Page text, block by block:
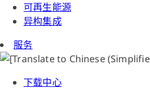
可再生能源
异构集成
服务
下载中心